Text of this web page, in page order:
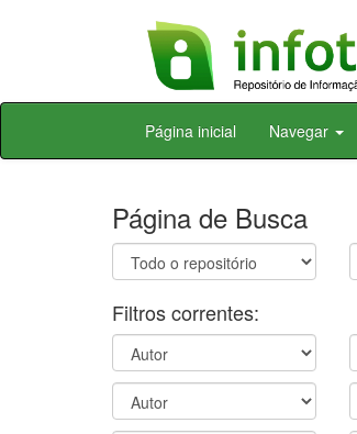
Skip
Página inicial Navegar
Página de Busca
Filtros correntes: